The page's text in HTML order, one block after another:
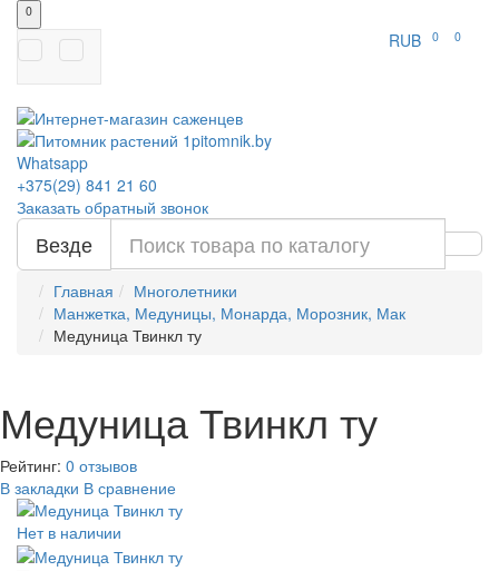
0
RUB 0 0
Whatsapp
+375(29) 841 21 60
Заказать обратный звонок
Везде
Главная
Многолетники
Манжетка, Медуницы, Монарда, Морозник, Мак
Медуница Твинкл ту
Медуница Твинкл ту
Рейтинг: 0 отзывов
В закладки В сравнение
Нет в наличии